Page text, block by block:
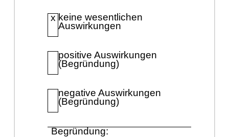
x keine wesentlichen
Auswirkungen
positive Auswirkungen
(Begründung)
negative Auswirkungen
(Begründung)
Begründung: